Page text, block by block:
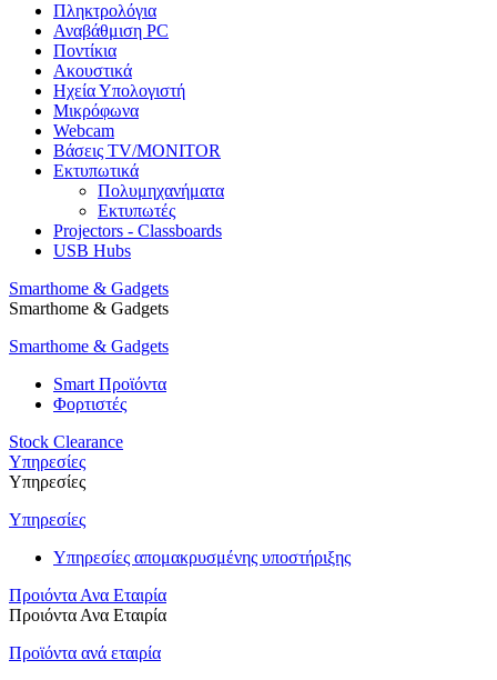
Πληκτρολόγια
Αναβάθμιση PC
Ποντίκια
Ακουστικά
Ηχεία Υπολογιστή
Μικρόφωνα
Webcam
Βάσεις TV/MONITOR
Εκτυπωτικά
Πολυμηχανήματα
Εκτυπωτές
Projectors - Classboards
USB Hubs
Smarthome & Gadgets
Smarthome & Gadgets
Smarthome & Gadgets
Smart Προϊόντα
Φορτιστές
Stock Clearance
Υπηρεσίες
Υπηρεσίες
Υπηρεσίες
Υπηρεσίες απομακρυσμένης υποστήριξης
Προιόντα Ανα Εταιρία
Προιόντα Ανα Εταιρία
Προϊόντα ανά εταιρία